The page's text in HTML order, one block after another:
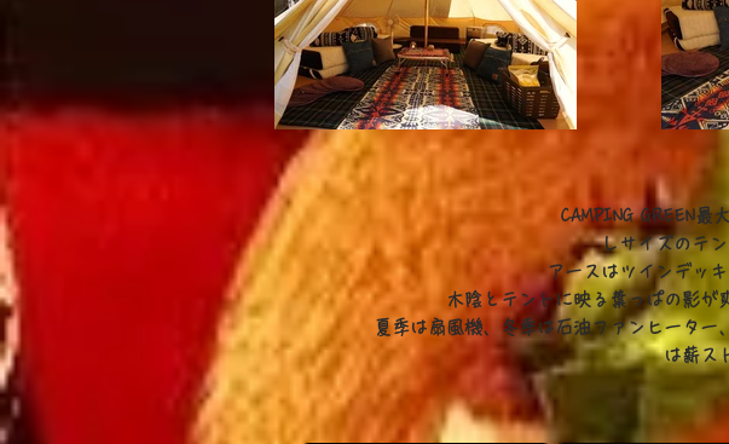
CAMPING GREEN
Ｌサイズのテ
アースはツインデッ
木陰とテントに映る葉っぱの影が
夏季は扇風機、冬季は石油ファンヒータ
は薪ス